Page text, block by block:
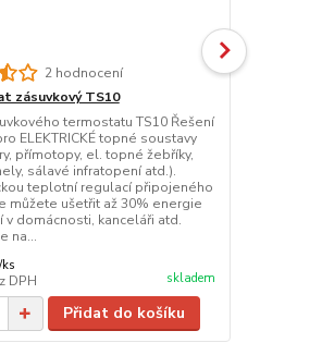
2 hodnocení
zásuvkový TS10
termostatu TS10 Řešení
ELEKTRICKÉ topné soustavy
přímotopy, el. topné žebříky,
sálavé infratopení atd.).
teplotní regulací připojeného
můžete ušetřit až 30% energie
v domácnosti, kanceláři atd.
na...
ks
DPH skladem
Přidat do košíku